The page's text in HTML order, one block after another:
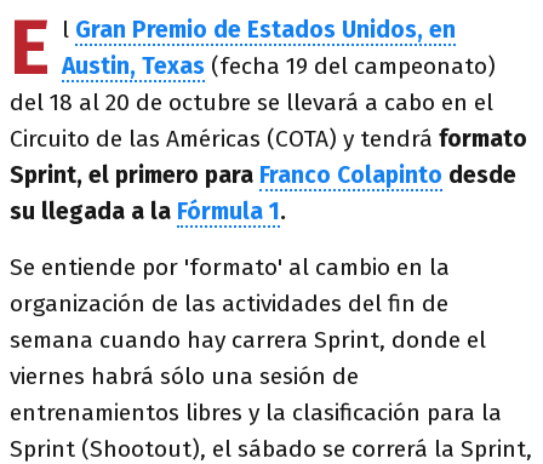
E l Gran Premio de Estados Unidos, en
Austin, Texas (fecha 19 del campeonato)
del 18 al 20 de octubre se llevará a cabo en el
Circuito de las Américas (COTA) y tendrá formato
Sprint, el primero para Franco Colapinto desde
su llegada a la Fórmula 1.
Se entiende por 'formato' al cambio en la
organización de las actividades del fin de
semana cuando hay carrera Sprint, donde el
viernes habrá sólo una sesión de
entrenamientos libres y la clasificación para la
Sprint (Shootout), el sábado se correrá la Sprint,